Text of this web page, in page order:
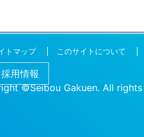
トマップ このサイトについて
採用情報
©Seibou Gakuen. All rights